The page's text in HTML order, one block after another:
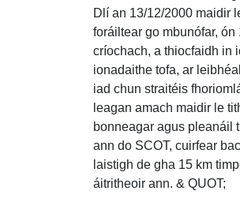
Dlí an 13/12/2000 maidir
foráiltear go mbunófar,
críochach, a thiocfaidh in
ionadaithe tofa, ar
iad chun straitéis
leagan amach maidir le
bonneagar agus pleanáil
ann do SCOT, cuirfear
laistigh de gha 15 km
áitritheoir ann. & QUOT;